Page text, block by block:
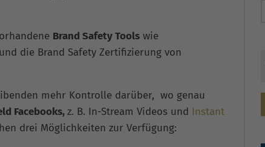
Brand Safety Tools wie
die Brand Safety Zertifizierung von
mehr Kontrolle darüber, wo genau
Facebooks,z. B. In-Stream Videos und Instant
drei Möglichkeiten zur Verfügung: